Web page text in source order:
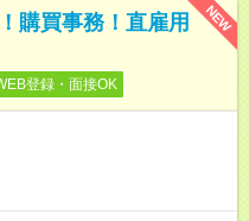
NEW
購買事務！直雇用
登録・面接OK